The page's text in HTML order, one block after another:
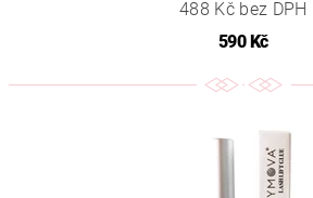
488 Kč bez DPH
590 Kč